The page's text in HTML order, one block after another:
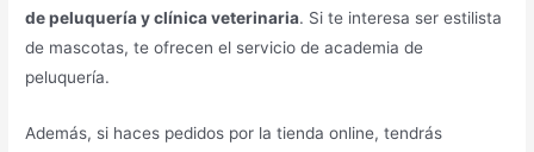
de peluquería y clínica veterinaria. Si te interesa ser estilista
de mascotas, te ofrecen el servicio de academia de
peluquería.
Además, si haces pedidos por la tienda online, tendrás